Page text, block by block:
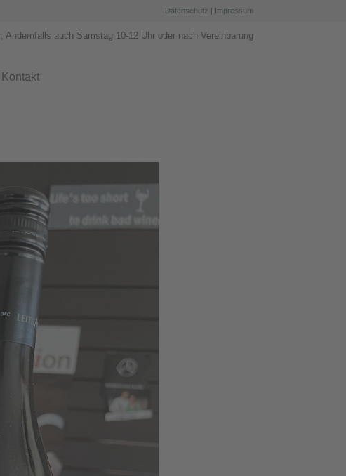
Datenschutz | Impressum
Andernfalls auch Samstag 10-12 Uhr oder nach Vereinbarung
Kontakt